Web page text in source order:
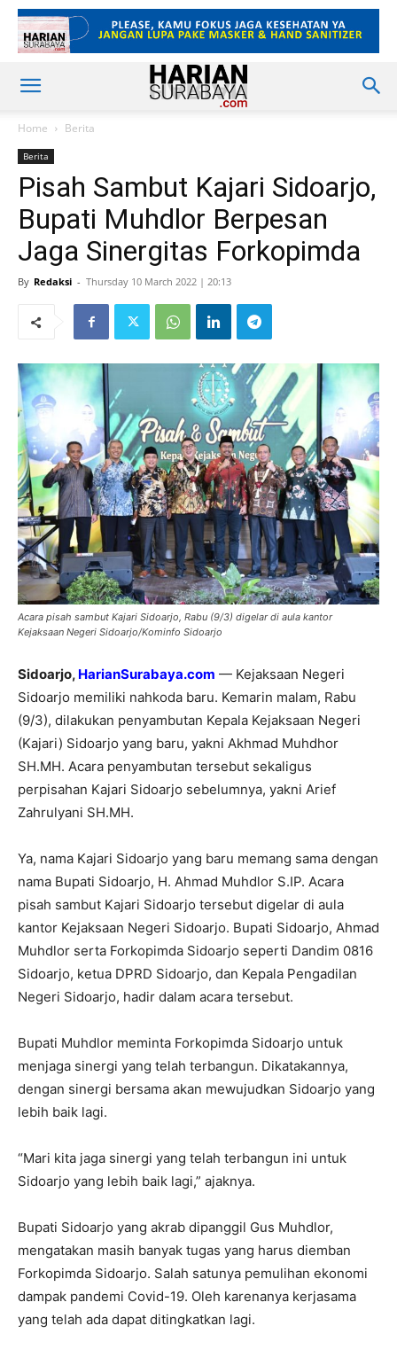
Home Berita
Berita
Pisah Sambut Kajari Sidoarjo,
Bupati Muhdlor Berpesan
Jaga Sinergitas Forkopimda
By Redaksi - Thursday 10 March 2022 | 20:13
Acara pisah sambut Kajari Sidoarjo, Rabu (9/3) digelar di aula kantor
Kejaksaan Negeri Sidoarjo/Kominfo Sidoarjo
Sidoarjo, HarianSurabaya.com — Kejaksaan Negeri
Sidoarjo memiliki nahkoda baru. Kemarin malam, Rabu
(9/3), dilakukan penyambutan Kepala Kejaksaan Negeri
(Kajari) Sidoarjo yang baru, yakni Akhmad Muhdhor
SH.MH. Acara penyambutan tersebut sekaligus
perpisahan Kajari Sidoarjo sebelumnya, yakni Arief
Zahrulyani SH.MH.
Ya, nama Kajari Sidoarjo yang baru memang sama dengan
nama Bupati Sidoarjo, H. Ahmad Muhdlor S.IP. Acara
pisah sambut Kajari Sidoarjo tersebut digelar di aula
kantor Kejaksaan Negeri Sidoarjo. Bupati Sidoarjo, Ahmad
Muhdlor serta Forkopimda Sidoarjo seperti Dandim 0816
Sidoarjo, ketua DPRD Sidoarjo, dan Kepala Pengadilan
Negeri Sidoarjo, hadir dalam acara tersebut.
Bupati Muhdlor meminta Forkopimda Sidoarjo untuk
menjaga sinergi yang telah terbangun. Dikatakannya,
dengan sinergi bersama akan mewujudkan Sidoarjo yang
lebih baik lagi.
“Mari kita jaga sinergi yang telah terbangun ini untuk
Sidoarjo yang lebih baik lagi,” ajaknya.
Bupati Sidoarjo yang akrab dipanggil Gus Muhdlor,
mengatakan masih banyak tugas yang harus diemban
Forkopimda Sidoarjo. Salah satunya pemulihan ekonomi
dampak pandemi Covid-19. Oleh karenanya kerjasama
yang telah ada dapat ditingkatkan lagi.